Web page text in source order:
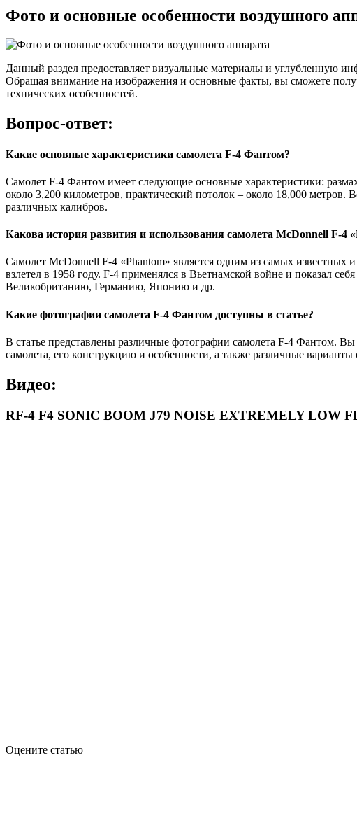
Фото и основные особенности воздушного
Данный раздел предоставляет визуальные материалы и углубленную
Обращая внимание на изображения и основные факты, вы сможете
технических особенностей.
Вопрос-ответ:
Какие основные характеристики самолета F-4 Фантом?
Самолет F-4 Фантом имеет следующие основные характеристики:
около 3,200 километров, практический потолок – около 18,000
различных калибров.
Какова история развития и использования самолета McDonnell F-4
Самолет McDonnell F-4 «Phantom» является одним из самых известных
взлетел в 1958 году. F-4 применялся в Вьетнамской войне и показал
Великобританию, Германию, Японию и др.
Какие фотографии самолета F-4 Фантом доступны в статье?
В статье представлены различные фотографии самолета F-4 Фантом.
самолета, его конструкцию и особенности, а также различные
Видео:
RF-4 F4 SONIC BOOM J79 NOISE EXTREMELY LOW
Оцените статью